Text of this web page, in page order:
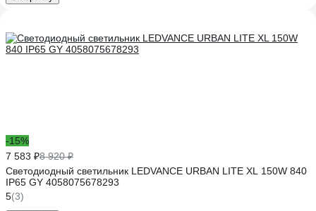
-15%
7 583 ₽8 920 ₽
Светодиодный светильник LEDVANCE URBAN LITE XL 150W 840
IP65 GY 4058075678293
5(3)